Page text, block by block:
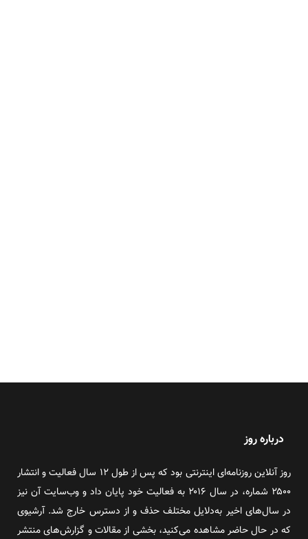
درباره روز
روز آنلاین روزنامه‌ای اینترنتی بود که پس از طول ۱۲ سال فعالیت و انتشار
۲۵۰۰ شماره، در سال ۲۰۱۶ به فعالیت خود پایان داد و وب‌سایت آن نیز
در سال‌های اخیر به‌دلایل مختلف حذف و از دسترس خارج شد. آرشیوی
که در حال حاضر مشاهده می‌کنید، بخشی از مقالات و گزارش‌های منتشر